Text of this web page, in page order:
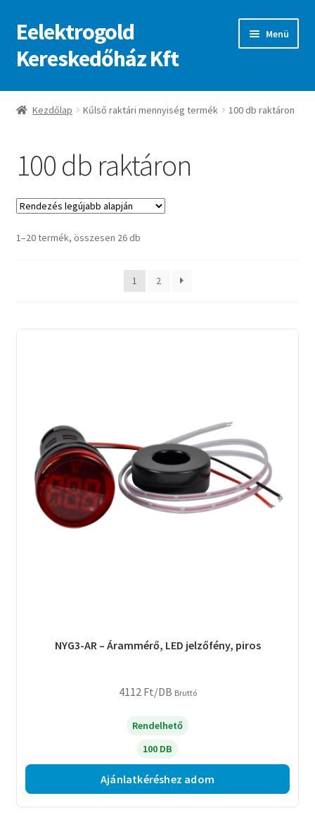
Ugrás
a
navigációhoz
Kilépés
a
tartalomba
Eelektrogold
Kereskedőház Kft
Menü
Kezdőlap
Adatvédelmi irányelvek
ajanlatkeres
Kezdőlap Kűlső raktári mennyiség termék 100 db raktáron
100 db raktáron
1–20 termék, összesen 26 dbSorted
latest
1
2
NYG3-AR – Árammérő, LED jelzőfény, piros
4112 Ft/DB Bruttó
Rendelhető
100 DB
Ajánlatkéréshez adom